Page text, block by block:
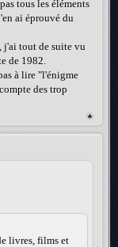
tous les éléments
ai éprouvé du
j'ai tout de suite vu
de 1982.
à lire "l'énigme
des trop
livres, films et